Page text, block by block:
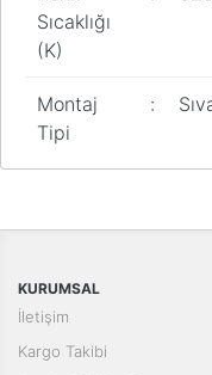
Sıcaklığı
(K)
Montaj
Tipi
:
Bu ürünün fiyat bilgisi,
Ürün resmi kalitesiz,
KURUMSAL
İletişim
Kargo Takibi